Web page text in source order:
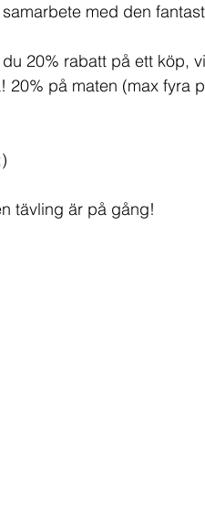
med den
20% rabatt på ett köp,
20% på maten (max fyra
tävling är på gång!